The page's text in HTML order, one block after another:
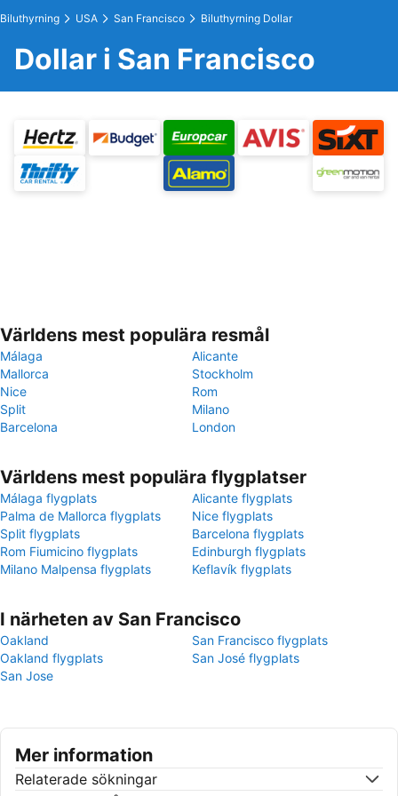
Biluthyrning USA San Francisco Biluthyrning Dollar
Dollar i San Francisco
Världens mest populära resmål
Málaga
Alicante
Mallorca
Stockholm
Nice
Rom
Split
Milano
Barcelona
London
Världens mest populära flygplatser
Málaga flygplats
Alicante flygplats
Palma de Mallorca flygplats
Nice flygplats
Split flygplats
Barcelona flygplats
Rom Fiumicino flygplats
Edinburgh flygplats
Milano Malpensa flygplats
Keflavík flygplats
I närheten av San Francisco
Oakland
San Francisco flygplats
Oakland flygplats
San José flygplats
San Jose
Mer information
Relaterade sökningar